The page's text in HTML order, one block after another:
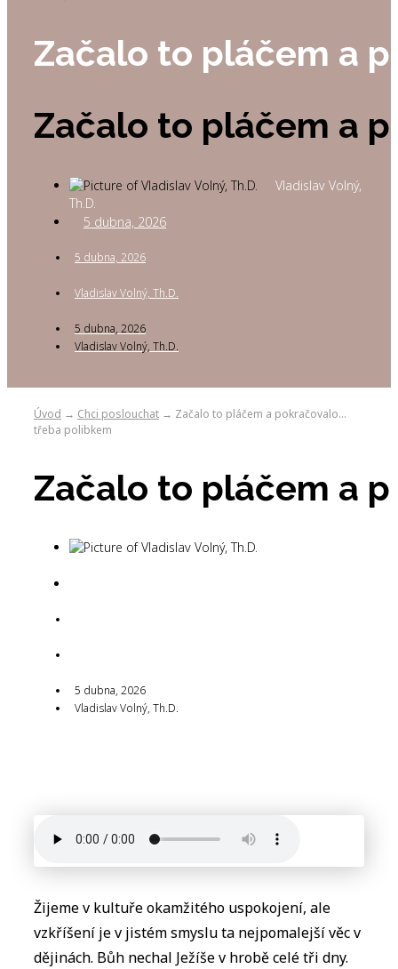
Začalo to pláčem a
Začalo to pláčem a
Vladislav Volný,
Th.D.
5 dubna, 2026
5 dubna, 2026
Vladislav Volný, Th.D.
5 dubna, 2026
Vladislav Volný, Th.D.
Úvod → Chci poslouchat → Začalo to pláčem a pokračovalo…
třeba polibkem
Začalo to pláčem a
5 dubna, 2026
Vladislav Volný, Th.D.
Žijeme v kultuře okamžitého uspokojení, ale
vzkříšení je v jistém smyslu ta nejpomalejší věc v
dějinách. Bůh nechal Ježíše v hrobě celé tři dny.